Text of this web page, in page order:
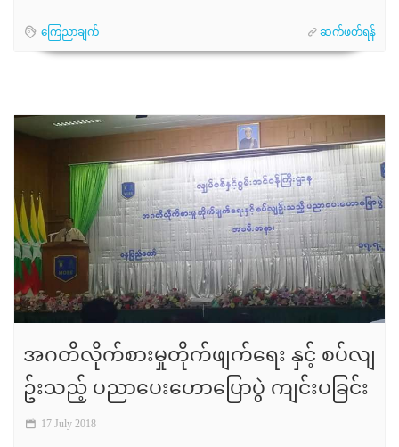
ကြေညာချက် ဆက်ဖတ်ရန်
အဂတိလိုက်စားမှုတိုက်ဖျက်ရေး နှင့် စပ်လျ
ဥ်းသည့် ပညာပေးဟောပြောပွဲ ကျင်းပခြင်း
17 July 2018